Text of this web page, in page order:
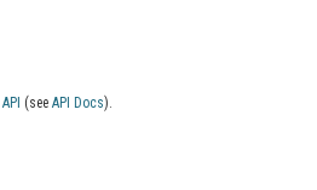
API (see API Docs).